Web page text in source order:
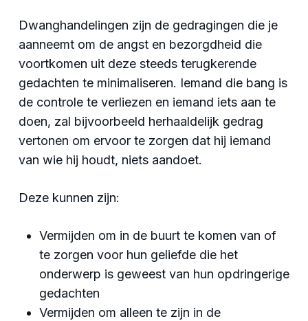
Dwanghandelingen zijn de gedragingen die je
aanneemt om de angst en bezorgdheid die
voortkomen uit deze steeds terugkerende
gedachten te minimaliseren. Iemand die bang is
de controle te verliezen en iemand iets aan te
doen, zal bijvoorbeeld herhaaldelijk gedrag
vertonen om ervoor te zorgen dat hij iemand
van wie hij houdt, niets aandoet.
Deze kunnen zijn:
Vermijden om in de buurt te komen van of
te zorgen voor hun geliefde die het
onderwerp is geweest van hun opdringerige
gedachten
Vermijden om alleen te zijn in de